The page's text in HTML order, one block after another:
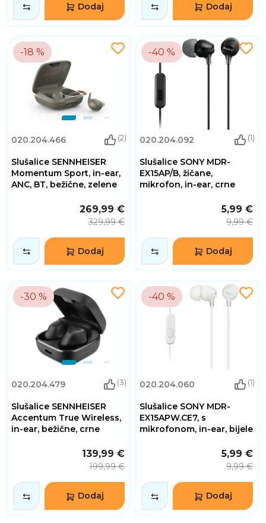
Dodaj Dodaj
-18 %
020.204.466 (2)
Slušalice SENNHEISER
Momentum Sport, in-ear,
ANC, BT, bežične, zelene
269,99 €
329,99 €
Dodaj
-40 %
020.204.092 (1)
Slušalice SONY MDR-
EX15AP/B, žičane,
mikrofon, in-ear, crne
5,99 €
9,99 €
Dodaj
-30 %
020.204.479 (3)
Slušalice SENNHEISER
Accentum True Wireless,
in-ear, bežične, crne
139,99 €
199,99 €
Dodaj
-40 %
020.204.060 (1)
Slušalice SONY MDR-
EX15APW.CE7, s
mikrofonom, in-ear, bijele
5,99 €
9,99 €
Dodaj